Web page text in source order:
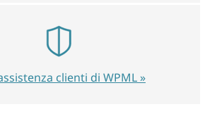
clienti di WPML »